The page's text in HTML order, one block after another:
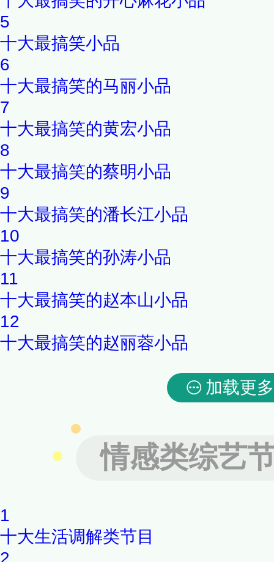
5
十大最搞笑小品
6
十大最搞笑的马丽小品
7
十大最搞笑的黄宏小品
8
十大最搞笑的蔡明小品
9
十大最搞笑的潘长江小品
10
十大最搞笑的孙涛小品
11
十大最搞笑的赵本山小品
12
十大最搞笑的赵丽蓉小品
加载更多
情感类综艺
1
十大生活调解类节目
2